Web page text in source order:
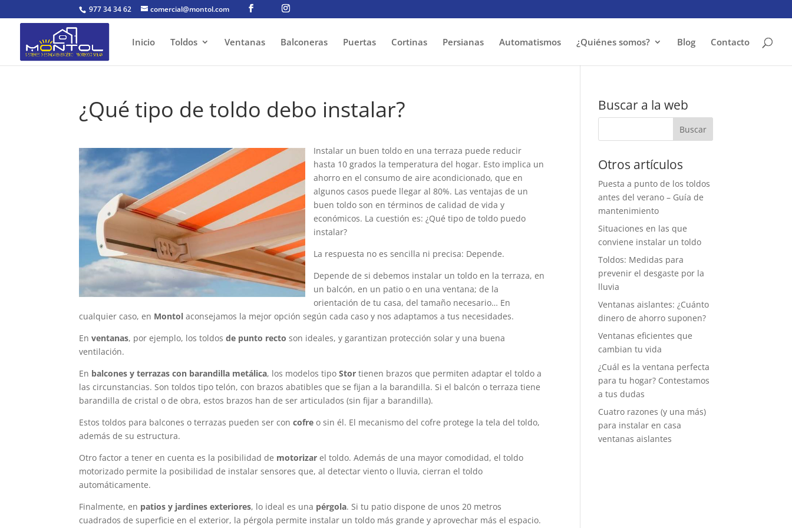
977 34 34 62 comercial@montol.com
Inicio Toldos Ventanas Balconeras Puertas Cortinas Persianas Automatismos ¿Quiénes somos? Blog Contacto
¿Qué tipo de toldo debo instalar?
Instalar un buen toldo en una terraza puede reducir
hasta 10 grados la temperatura del hogar. Esto implica un
ahorro en el consumo de aire acondicionado, que en
algunos casos puede llegar al 80%. Las ventajas de un
buen toldo son en términos de calidad de vida y
económicos. La cuestión es: ¿Qué tipo de toldo puedo
instalar?
La respuesta no es sencilla ni precisa: Depende.
Depende de si debemos instalar un toldo en la terraza, en
un balcón, en un patio o en una ventana; de la
orientación de tu casa, del tamaño necesario… En
cualquier caso, en Montolaconsejamos la mejor opción según cada caso y nos adaptamos a tus necesidades.
Enventanas, por ejemplo, los toldosde punto recto son ideales, y garantizan protección solar y una buena
ventilación.
En balcones y terrazas con barandilla metálica, los modelos tipoStor tienen brazos que permiten adaptar el toldo a
las circunstancias. Son toldos tipo telón, con brazos abatibles que se fijan a la barandilla. Si el balcón o terraza tiene
barandilla de cristal o de obra, estos brazos han de ser articulados (sin fijar a barandilla).
Estos toldos para balcones o terrazas pueden ser concofre o sin él. El mecanismo del cofre protege la tela del toldo,
además de su estructura.
Otro factor a tener en cuenta es la posibilidad de motorizar el toldo. Además de una mayor comodidad, el toldo
motorizado permite la posibilidad de instalar sensores que, al detectar viento o lluvia, cierran el toldo
automáticamente.
Finalmente, en patios y jardines exteriores, lo ideal es una pérgola. Si tu patio dispone de unos 20 metros
cuadrados de superficie en el exterior, la pérgola permite instalar un toldo más grande y aprovechar más el espacio.
Buscar a la web
Otros artículos
Puesta a punto de los toldos
antes del verano – Guía de
mantenimiento
Situaciones en las que
conviene instalar un toldo
Toldos: Medidas para
prevenir el desgaste por la
lluvia
Ventanas aislantes: ¿Cuánto
dinero de ahorro suponen?
Ventanas eficientes que
cambian tu vida
¿Cuál es la ventana perfecta
para tu hogar? Contestamos
a tus dudas
Cuatro razones (y una más)
para instalar en casa
ventanas aislantes